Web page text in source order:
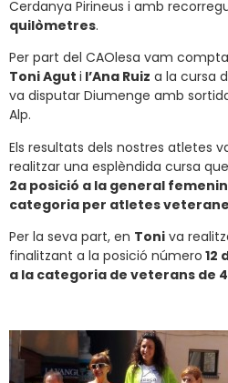
Cerdanya Pirineus i amb
quilòmetres.
Per part del CAOlesa vam
Toni Agut i l’Ana Ruiz a la cursa
va disputar Diumenge amb
Alp.
Els resultats dels nostres atletes
realitzar una esplèndida cursa
2a posició a la general
categoria per atletes
Per la seva part, en Toni va
finalitzant a la posició número 12
a la categoria de veterans de